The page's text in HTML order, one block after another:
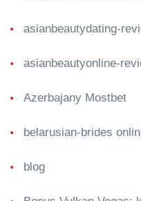
asianbeautydating-
asianbeautyonline-
Azerbajany Mostbet
belarusian-brides
blog